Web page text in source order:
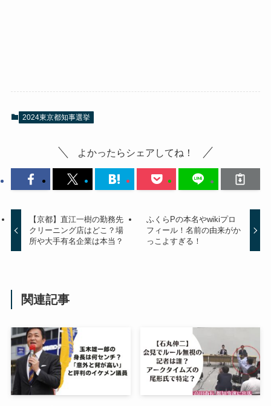
2024東京都知事選挙
よかったらシェアしてね！
【京都】直江一樹の勤務先
クリーニング店はどこ？場
所や大手有名企業は本当？
ふくらPの本名やwikiプロ
フィール！名前の由来がか
っこよすぎる！
関連記事